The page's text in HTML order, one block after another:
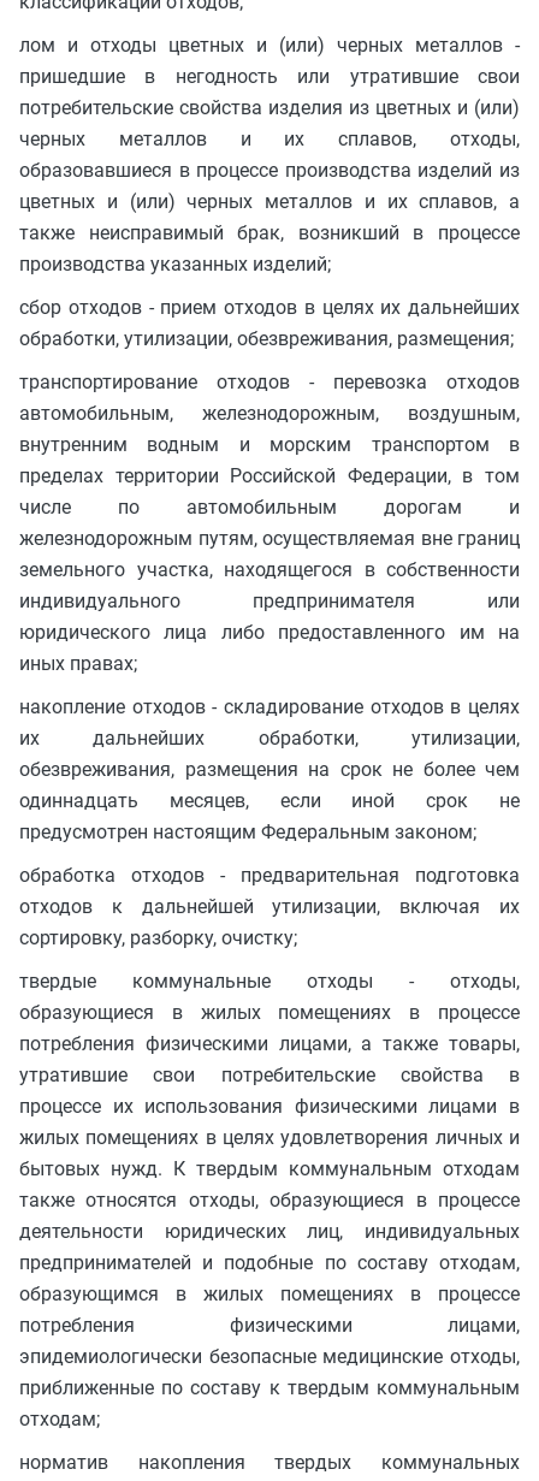
лом и отходы цветных и (или) черных металлов -
пришедшие в негодность или утратившие свои
потребительские свойства изделия из цветных и (или)
черных металлов и их сплавов, отходы,
образовавшиеся в процессе производства изделий из
цветных и (или) черных металлов и их сплавов, а
также неисправимый брак, возникший в процессе
производства указанных изделий;
сбор отходов - прием отходов в целях их дальнейших
обработки, утилизации, обезвреживания, размещения;
транспортирование отходов - перевозка отходов
автомобильным, железнодорожным, воздушным,
внутренним водным и морским транспортом в
пределах территории Российской Федерации, в том
числе по автомобильным дорогам и
железнодорожным путям, осуществляемая вне границ
земельного участка, находящегося в собственности
индивидуального предпринимателя или
юридического лица либо предоставленного им на
иных правах;
накопление отходов - складирование отходов в целях
их дальнейших обработки, утилизации,
обезвреживания, размещения на срок не более чем
одиннадцать месяцев, если иной срок не
предусмотрен настоящим Федеральным законом;
обработка отходов - предварительная подготовка
отходов к дальнейшей утилизации, включая их
сортировку, разборку, очистку;
твердые коммунальные отходы - отходы,
образующиеся в жилых помещениях в процессе
потребления физическими лицами, а также товары,
утратившие свои потребительские свойства в
процессе их использования физическими лицами в
жилых помещениях в целях удовлетворения личных и
бытовых нужд. К твердым коммунальным отходам
также относятся отходы, образующиеся в процессе
деятельности юридических лиц, индивидуальных
предпринимателей и подобные по составу отходам,
образующимся в жилых помещениях в процессе
потребления физическими лицами,
эпидемиологически безопасные медицинские отходы,
приближенные по составу к твердым коммунальным
отходам;
норматив накопления твердых коммунальных